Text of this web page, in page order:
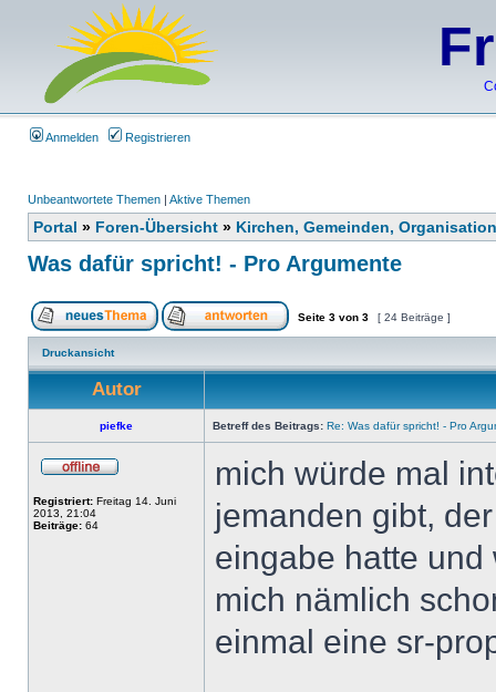
Anmelden Registrieren
Unbeantwortete Themen | Aktive Themen
Portal » Foren-Übersicht » Kirchen, Gemeinden,
Was dafür spricht! - Pro Argumente
Seite 3 von 3 [ 24 Beiträge ]
Druckansicht
Autor
piefke Betreff des Beitrags: Re: Was dafür spricht! - Pro
Registriert: Freitag 14. Juni
2013, 21:04
Beiträge: 64
mich würde mal
jemanden gibt,
eingabe hatte
mich nämlich
einmal eine sr-